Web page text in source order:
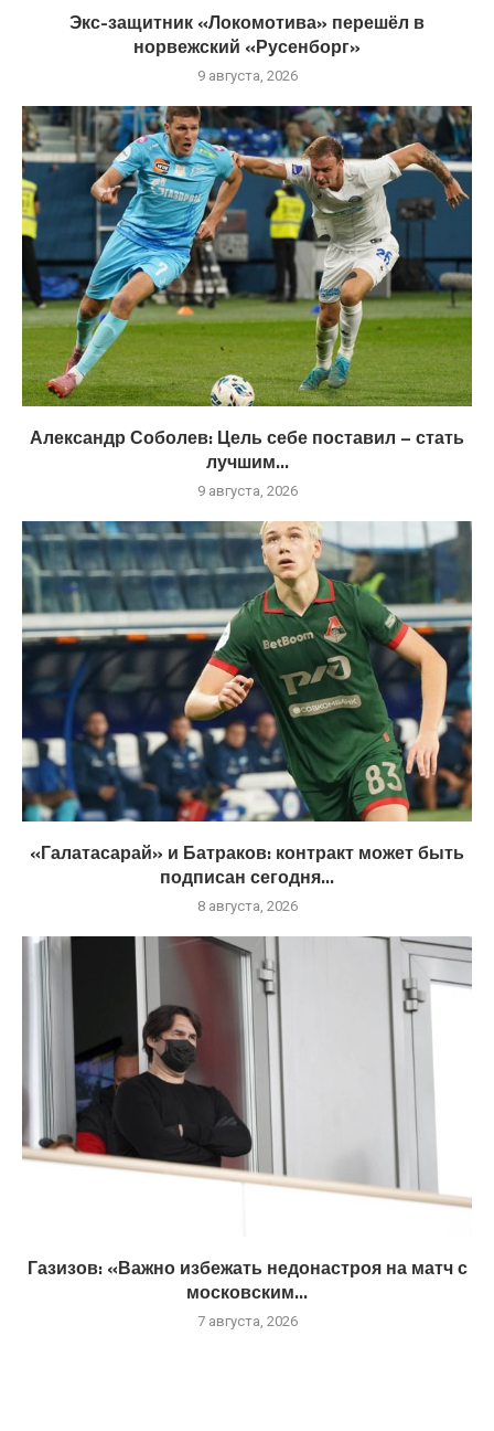
Экс-защитник «Локомотива» перешёл в
норвежский «Русенборг»
9 августа, 2026
Александр Соболев: Цель себе поставил – стать
лучшим...
9 августа, 2026
«Галатасарай» и Батраков: контракт может быть
подписан сегодня...
8 августа, 2026
Газизов: «Важно избежать недонастроя на матч с
московским...
7 августа, 2026